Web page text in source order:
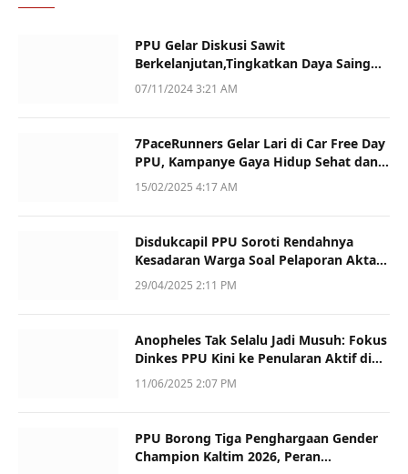
PPU Gelar Diskusi Sawit
Berkelanjutan,Tingkatkan Daya Saing
dan Kualitas
07/11/2024 3:21 AM
7PaceRunners Gelar Lari di Car Free Day
PPU, Kampanye Gaya Hidup Sehat dan
Dukung UMKM
15/02/2025 4:17 AM
Disdukcapil PPU Soroti Rendahnya
Kesadaran Warga Soal Pelaporan Akta
Kematian
29/04/2025 2:11 PM
Anopheles Tak Selalu Jadi Musuh: Fokus
Dinkes PPU Kini ke Penularan Aktif di
Sotek
11/06/2025 2:07 PM
PPU Borong Tiga Penghargaan Gender
Champion Kaltim 2026, Peran